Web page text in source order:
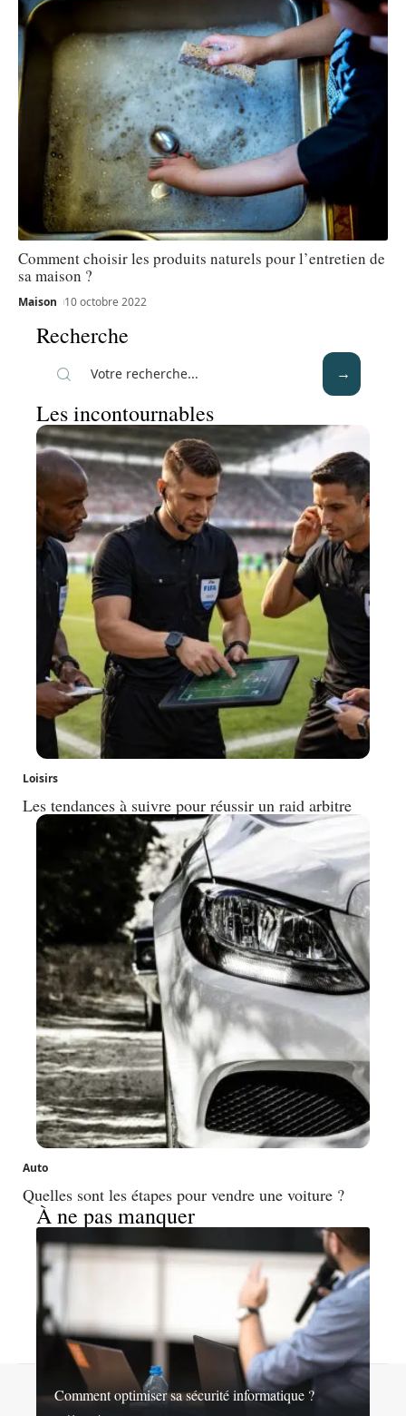
Comment choisir les produits naturels pour l’entretien de
sa maison ?
Maison 10 octobre 2022
Recherche
Les incontournables
Loisirs
Les tendances à suivre pour réussir un raid arbitre
Auto
Quelles sont les étapes pour vendre une voiture ?
À ne pas manquer
Comment optimiser sa sécurité informatique ?
Mentions légales Sitemap